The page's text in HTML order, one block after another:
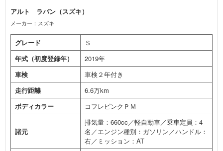
アルト ラパン（スズキ）
メーカー：スズキ
グレード
Ｓ
年式（初度登録年）
2019年
車検
車検２年付き
走行距離
6.6万km
ボディカラー
コフレピンクＰＭ
諸元
排気量：660cc／軽自動車／乗車定員：4
名／エンジン種別：ガソリン／ハンドル：
右／ミッション：AT